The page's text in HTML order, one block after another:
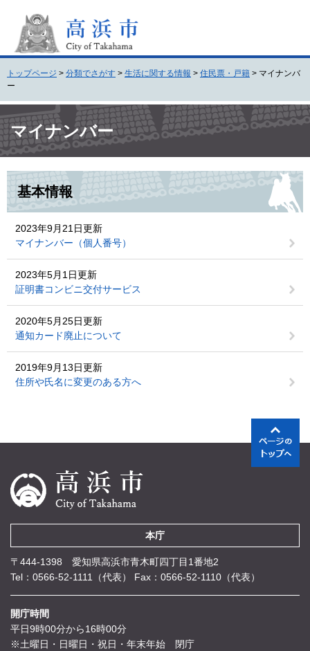
頭
。
飛
て
本
文
トップページ > 分類でさがす > 生活に関する情報 > 住民票・戸籍 > マイナンバ
ー
文 マイナンバー
基本情報
2023年9月21日更新
マイナンバー（個人番号）
2023年5月1日更新
証明書コンビニ交付サービス
2020年5月25日更新
通知カード廃止について
2019年9月13日更新
住所や氏名に変更のある方へ
本庁
〒444-1398 愛知県高浜市青木町四丁目1番地2
Tel：0566-52-1111（代表）
Fax：0566-52-1110（代表）
開庁時間
平日9時00分から16時00分
※土曜日・日曜日・祝日・年末年始 閉庁